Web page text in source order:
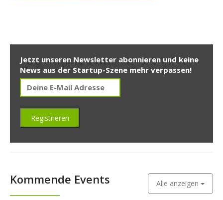
Jetzt unseren Newsletter abonnieren und keine
News aus der Startup-Szene mehr verpassen!
Kommende Events Alle anzeigen